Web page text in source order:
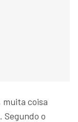
coisa
Segundo o